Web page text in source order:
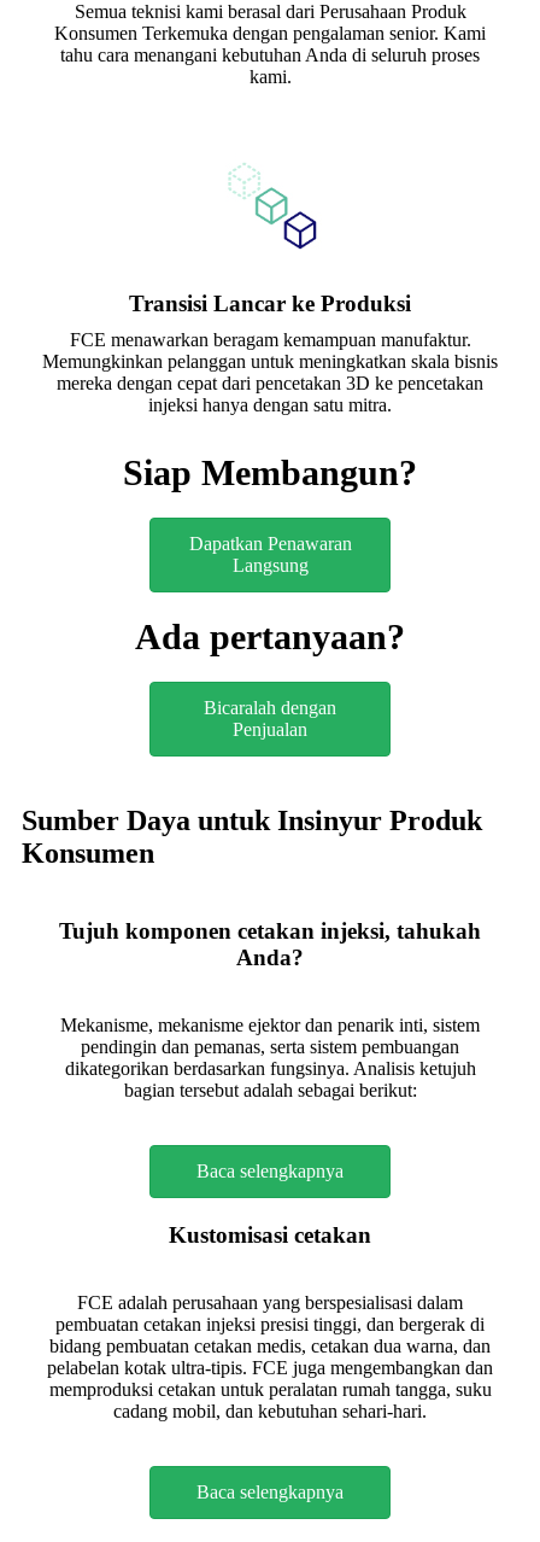
Semua teknisi kami berasal dari Perusahaan Produk
Konsumen Terkemuka dengan pengalaman senior. Kami
tahu cara menangani kebutuhan Anda di seluruh proses
kami.
Transisi Lancar ke Produksi
FCE menawarkan beragam kemampuan manufaktur.
Memungkinkan pelanggan untuk meningkatkan skala bisnis
mereka dengan cepat dari pencetakan 3D ke pencetakan
injeksi hanya dengan satu mitra.
Siap Membangun?
Dapatkan Penawaran
Langsung
Ada pertanyaan?
Bicaralah dengan
Penjualan
Sumber Daya untuk Insinyur Produk
Konsumen
Tujuh komponen cetakan injeksi, tahukah
Anda?
Mekanisme, mekanisme ejektor dan penarik inti, sistem
pendingin dan pemanas, serta sistem pembuangan
dikategorikan berdasarkan fungsinya. Analisis ketujuh
bagian tersebut adalah sebagai berikut:
Baca selengkapnya
Kustomisasi cetakan
FCE adalah perusahaan yang berspesialisasi dalam
pembuatan cetakan injeksi presisi tinggi, dan bergerak di
bidang pembuatan cetakan medis, cetakan dua warna, dan
pelabelan kotak ultra-tipis. FCE juga mengembangkan dan
memproduksi cetakan untuk peralatan rumah tangga, suku
cadang mobil, dan kebutuhan sehari-hari.
Baca selengkapnya